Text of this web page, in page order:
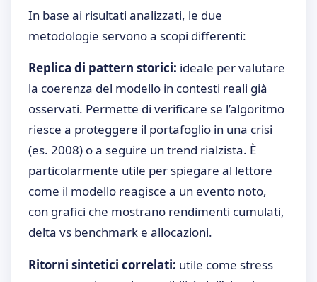
In base ai risultati analizzati, le due
metodologie servono a scopi differenti:
Replica di pattern storici: ideale per valutare
la coerenza del modello in contesti reali già
osservati. Permette di verificare se l’algoritmo
riesce a proteggere il portafoglio in una crisi
(es. 2008) o a seguire un trend rialzista. È
particolarmente utile per spiegare al lettore
come il modello reagisce a un evento noto,
con grafici che mostrano rendimenti cumulati,
delta vs benchmark e allocazioni.
Ritorni sintetici correlati: utile come stress